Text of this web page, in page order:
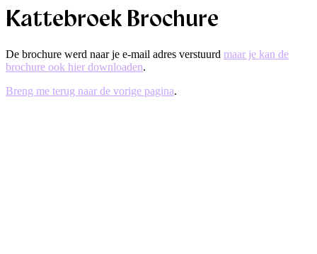
Kattebroek Brochure
De brochure werd naar je e-mail adres verstuurd maar je kan de
brochure ook hier downloaden.
Breng me terug naar de vorige pagina.